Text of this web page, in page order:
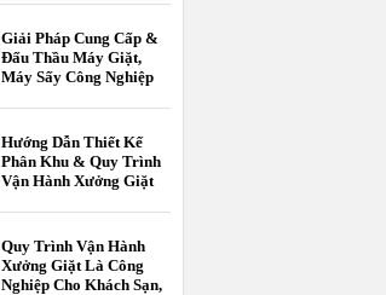
Giải Pháp Cung Cấp &
Đấu Thầu Máy Giặt,
Máy Sấy Công Nghiệp
Học
Hướng Dẫn Thiết Kế
Phân Khu & Quy Trình
Vận Hành Xưởng Giặt
Quy Trình Vận Hành
Xưởng Giặt Là Công
Nghiệp Cho Khách Sạn,